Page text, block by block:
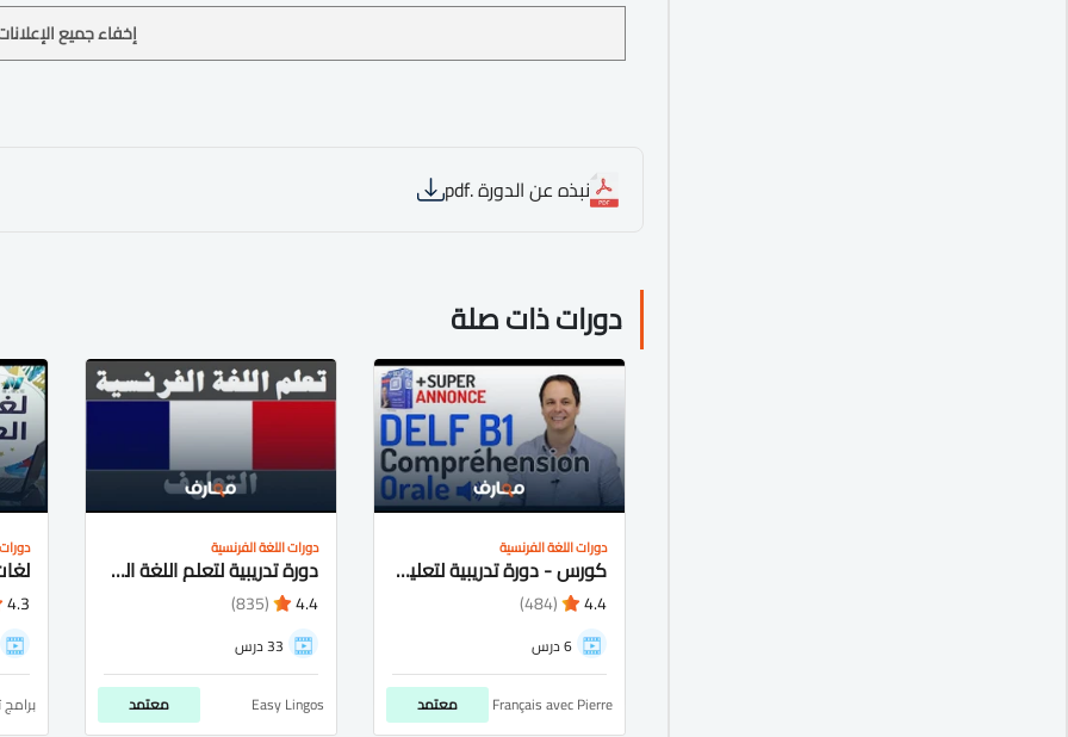
إخفاء جميع
نبذه عن الدورة .pdf
دورات ذات صلة
دورات اللغة الفرنسية
كورس - دورة تدريبية لتعليم FRENCH TESTS AND EXAMS | DELF, DALF, TCF
4.4
(484)
6 درس
Français avec Pierre معتمد
دورات اللغة الفرنسية
دورة تدريبية لتعلم اللغة الفرنسية
4.4
(835)
33 درس
Easy Lingos معتمد
4.3